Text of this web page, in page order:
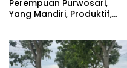
Perempuan Purwosari,
Yang Mandiri, Produktif,